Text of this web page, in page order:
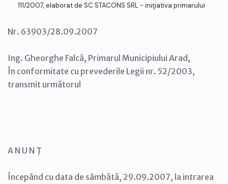
111/2007, elaborat de SC STACONS SRL - iniţiativa primarului
Nr. 63903/28.09.2007
Ing. Gheorghe Falcă, Primarul Municipiului Arad,
În conformitate cu prevederile Legii nr. 52/2003,
transmit următorul
A N U N Ţ
Începând cu data de sâmbătă, 29.09.2007, la intrarea